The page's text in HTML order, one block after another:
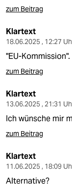
zum Beitrag
Klartext
18.06.2025 , 12:27
"EU-
zum Beitrag
Klartext
13.06.2025 , 21:31
Ich wünsche mir
zum Beitrag
Klartext
11.06.2025 , 18:09
Alternative?